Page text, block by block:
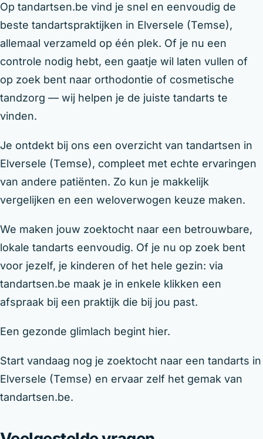
Op tandartsen.be vind je snel en eenvoudig de
beste tandartspraktijken in Elversele (Temse),
allemaal verzameld op één plek. Of je nu een
controle nodig hebt, een gaatje wil laten vullen of
op zoek bent naar orthodontie of cosmetische
tandzorg — wij helpen je de juiste tandarts te
vinden.
Je ontdekt bij ons een overzicht van tandartsen in
Elversele (Temse), compleet met echte ervaringen
van andere patiënten. Zo kun je makkelijk
vergelijken en een weloverwogen keuze maken.
We maken jouw zoektocht naar een betrouwbare,
lokale tandarts eenvoudig. Of je nu op zoek bent
voor jezelf, je kinderen of het hele gezin: via
tandartsen.be maak je in enkele klikken een
afspraak bij een praktijk die bij jou past.
Een gezonde glimlach begint hier.
Start vandaag nog je zoektocht naar een tandarts in
Elversele (Temse) en ervaar zelf het gemak van
tandartsen.be.